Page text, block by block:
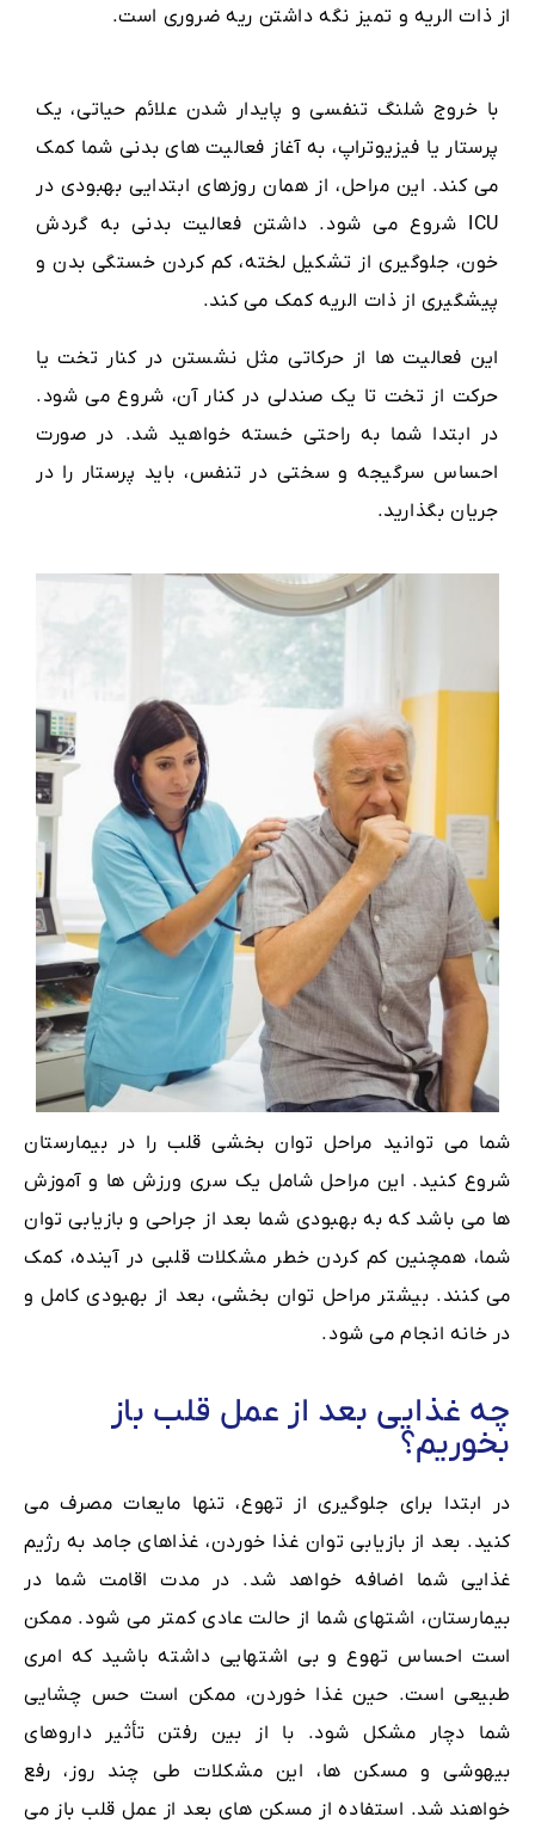
از ذات الریه و تمیز نگه داشتن ریه ضروری است.
با خروج شلنگ تنفسی و پایدار شدن علائم حیاتی، یک
پرستار یا فیزیوتراپ، به آغاز فعالیت های بدنی شما کمک
می کند. این مراحل، از همان روزهای ابتدایی بهبودی در
ICU شروع می شود. داشتن فعالیت بدنی به گردش
خون، جلوگیری از تشکیل لخته، کم کردن خستگی بدن و
پیشگیری از ذات الریه کمک می کند.
این فعالیت ها از حرکاتی مثل نشستن در کنار تخت یا
حرکت از تخت تا یک صندلی در کنار آن، شروع می شود.
در ابتدا شما به راحتی خسته خواهید شد. در صورت
احساس سرگیجه و سختی در تنفس، باید پرستار را در
جریان بگذارید.
شما می توانید مراحل توان بخشی قلب را در بیمارستان
شروع کنید. این مراحل شامل یک سری ورزش ها و آموزش
ها می باشد که به بهبودی شما بعد از جراحی و بازیابی توان
شما، همچنین کم کردن خطر مشکلات قلبی در آینده، کمک
می کنند. بیشتر مراحل توان بخشی، بعد از بهبودی کامل و
در خانه انجام می شود.
چه غذایی بعد از عمل قلب باز
بخوریم؟
در ابتدا برای جلوگیری از تهوع، تنها مایعات مصرف می
کنید. بعد از بازیابی توان غذا خوردن، غذاهای جامد به رژیم
غذایی شما اضافه خواهد شد. در مدت اقامت شما در
بیمارستان، اشتهای شما از حالت عادی کمتر می شود. ممکن
است احساس تهوع و بی اشتهایی داشته باشید که امری
طبیعی است. حین غذا خوردن، ممکن است حس چشایی
شما دچار مشکل شود. با از بین رفتن تأثیر داروهای
بیهوشی و مسکن ها، این مشکلات طی چند روز، رفع
خواهند شد. استفاده از مسکن های بعد از عمل قلب باز می